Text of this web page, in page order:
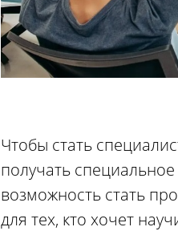
Чтобы стать
получать
возможность стать
для тех, кто хочет